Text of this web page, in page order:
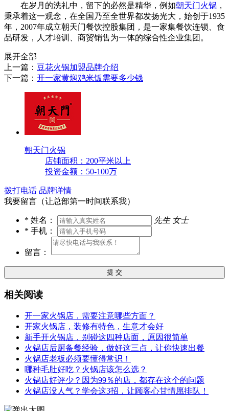
在岁月的洗礼中，留下的必然是精华，例如朝天门火锅 ，
秉承着这一观念，在全国乃至全世界都发扬光大，始创于1935
年，2007年成立朝天门餐饮控股集团，是一家集餐饮连锁、食
品研发，人才培训、商贸销售为一体的综合性企业集团。
展开全部
上一篇： 豆花火锅加盟品牌介绍
下一篇： 开一家黄焖鸡米饭需要多少钱
朝天门火锅
店铺面积：200平米以上
投资金额：50-100万
拨打电话 品牌详情
我要留言（让总部第一时间联系我）
* 姓名： 先生 女士
* 手机：
留言：
提 交
相关阅读
开一家火锅店，需要注意哪些方面？
开家火锅店，装修有特色，生意才会好
新手开火锅店，别碰这四种店面，原因很简单
火锅店后厨备餐经验，做好这三点，让你快速出餐
火锅店老板必须要懂得常识！
哪种毛肚好吃？火锅店该怎么选？
火锅店好评少？因为99％的店，都存在这个的问题
火锅店没人气？学会这3招，让顾客心甘情愿排队！